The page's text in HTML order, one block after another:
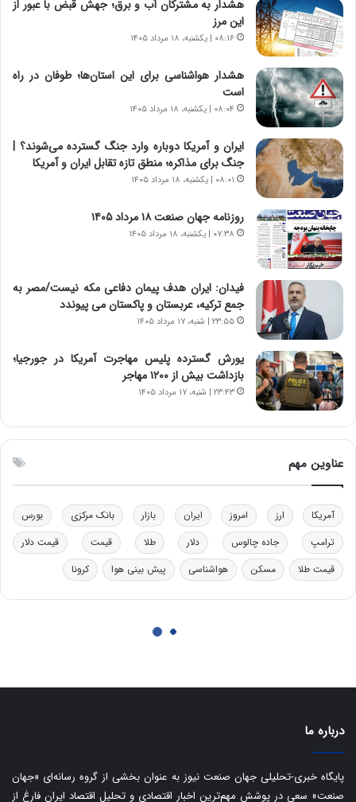
درباره ما
پایگاه خبری-تحلیلی جهان صنعت نیوز به عنوان بخشی از گروه رسانه‌ای «جهان
صنعت» سعی در پوشش مهم‌ترین اخبار اقتصادی و تحلیل اقتصاد ایران فارغ از